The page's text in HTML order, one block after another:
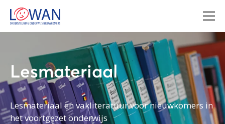
Lesmateriaal
Lesmateriaal en vakliteratuur voor nieuwkomers in
het voortgezet onderwijs